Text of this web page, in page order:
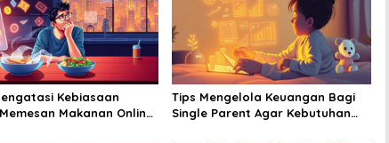
Kebiasaan
Makanan Online
Tips Mengelola Keuangan Bagi
Single Parent Agar Kebutuhan